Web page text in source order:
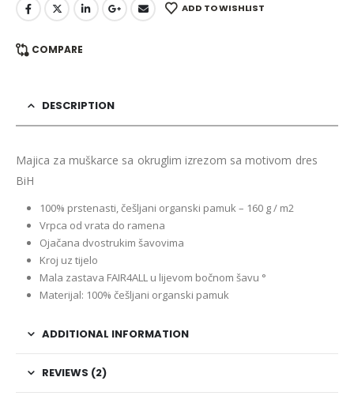
ADD TO WISHLIST
COMPARE
DESCRIPTION
Majica za muškarce sa okruglim izrezom sa motivom dres
BiH
100% prstenasti, češljani organski pamuk – 160 g / m2
Vrpca od vrata do ramena
Ojačana dvostrukim šavovima
Kroj uz tijelo
Mala zastava FAIR4ALL u lijevom bočnom šavu °
Materijal: 100% češljani organski pamuk
ADDITIONAL INFORMATION
REVIEWS (2)